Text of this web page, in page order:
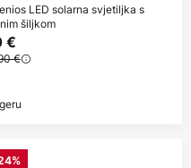
LED solarna svjetiljka s
šiljkom
€
€